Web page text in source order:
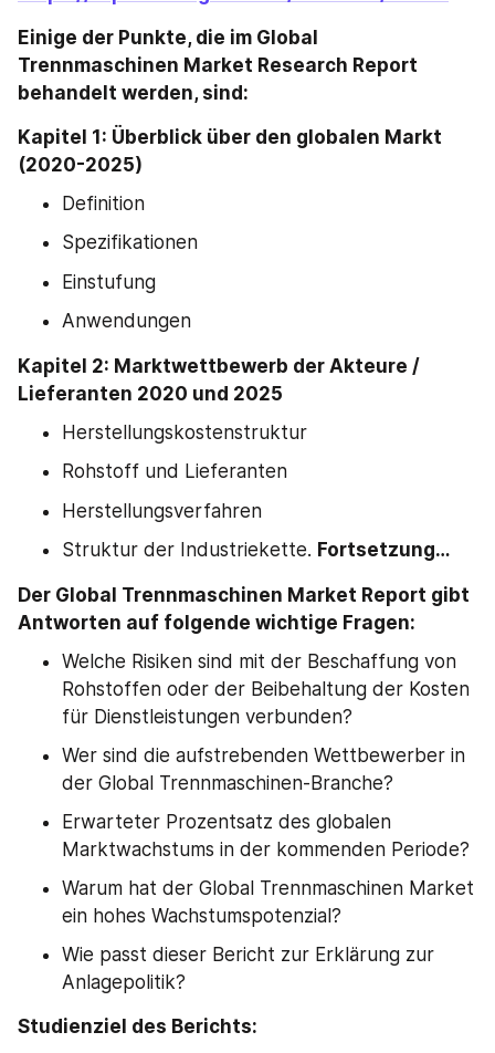
Einige der Punkte, die im Global
Trennmaschinen Market Research Report
behandelt werden, sind:
Kapitel 1: Überblick über den globalen Markt
(2020-2025)
Definition
Spezifikationen
Einstufung
Anwendungen
Kapitel 2: Marktwettbewerb der Akteure /
Lieferanten 2020 und 2025
Herstellungskostenstruktur
Rohstoff und Lieferanten
Herstellungsverfahren
Struktur der Industriekette. Fortsetzung…
Der Global Trennmaschinen Market Report gibt
Antworten auf folgende wichtige Fragen:
Welche Risiken sind mit der Beschaffung von
Rohstoffen oder der Beibehaltung der Kosten
für Dienstleistungen verbunden?
Wer sind die aufstrebenden Wettbewerber in
der Global Trennmaschinen-Branche?
Erwarteter Prozentsatz des globalen
Marktwachstums in der kommenden Periode?
Warum hat der Global Trennmaschinen Market
ein hohes Wachstumspotenzial?
Wie passt dieser Bericht zur Erklärung zur
Anlagepolitik?
Studienziel des Berichts: